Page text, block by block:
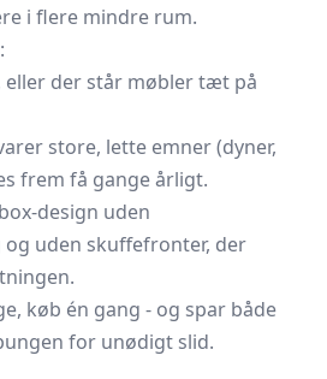
i flere mindre rum.
der står møbler tæt på
store, lette emner (dyner,
frem få gange årligt.
design uden
uden skuffefronter, der
køb én gang - og spar både
for unødigt slid.